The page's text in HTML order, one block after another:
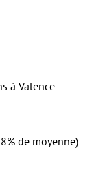
à Valence
de moyenne)